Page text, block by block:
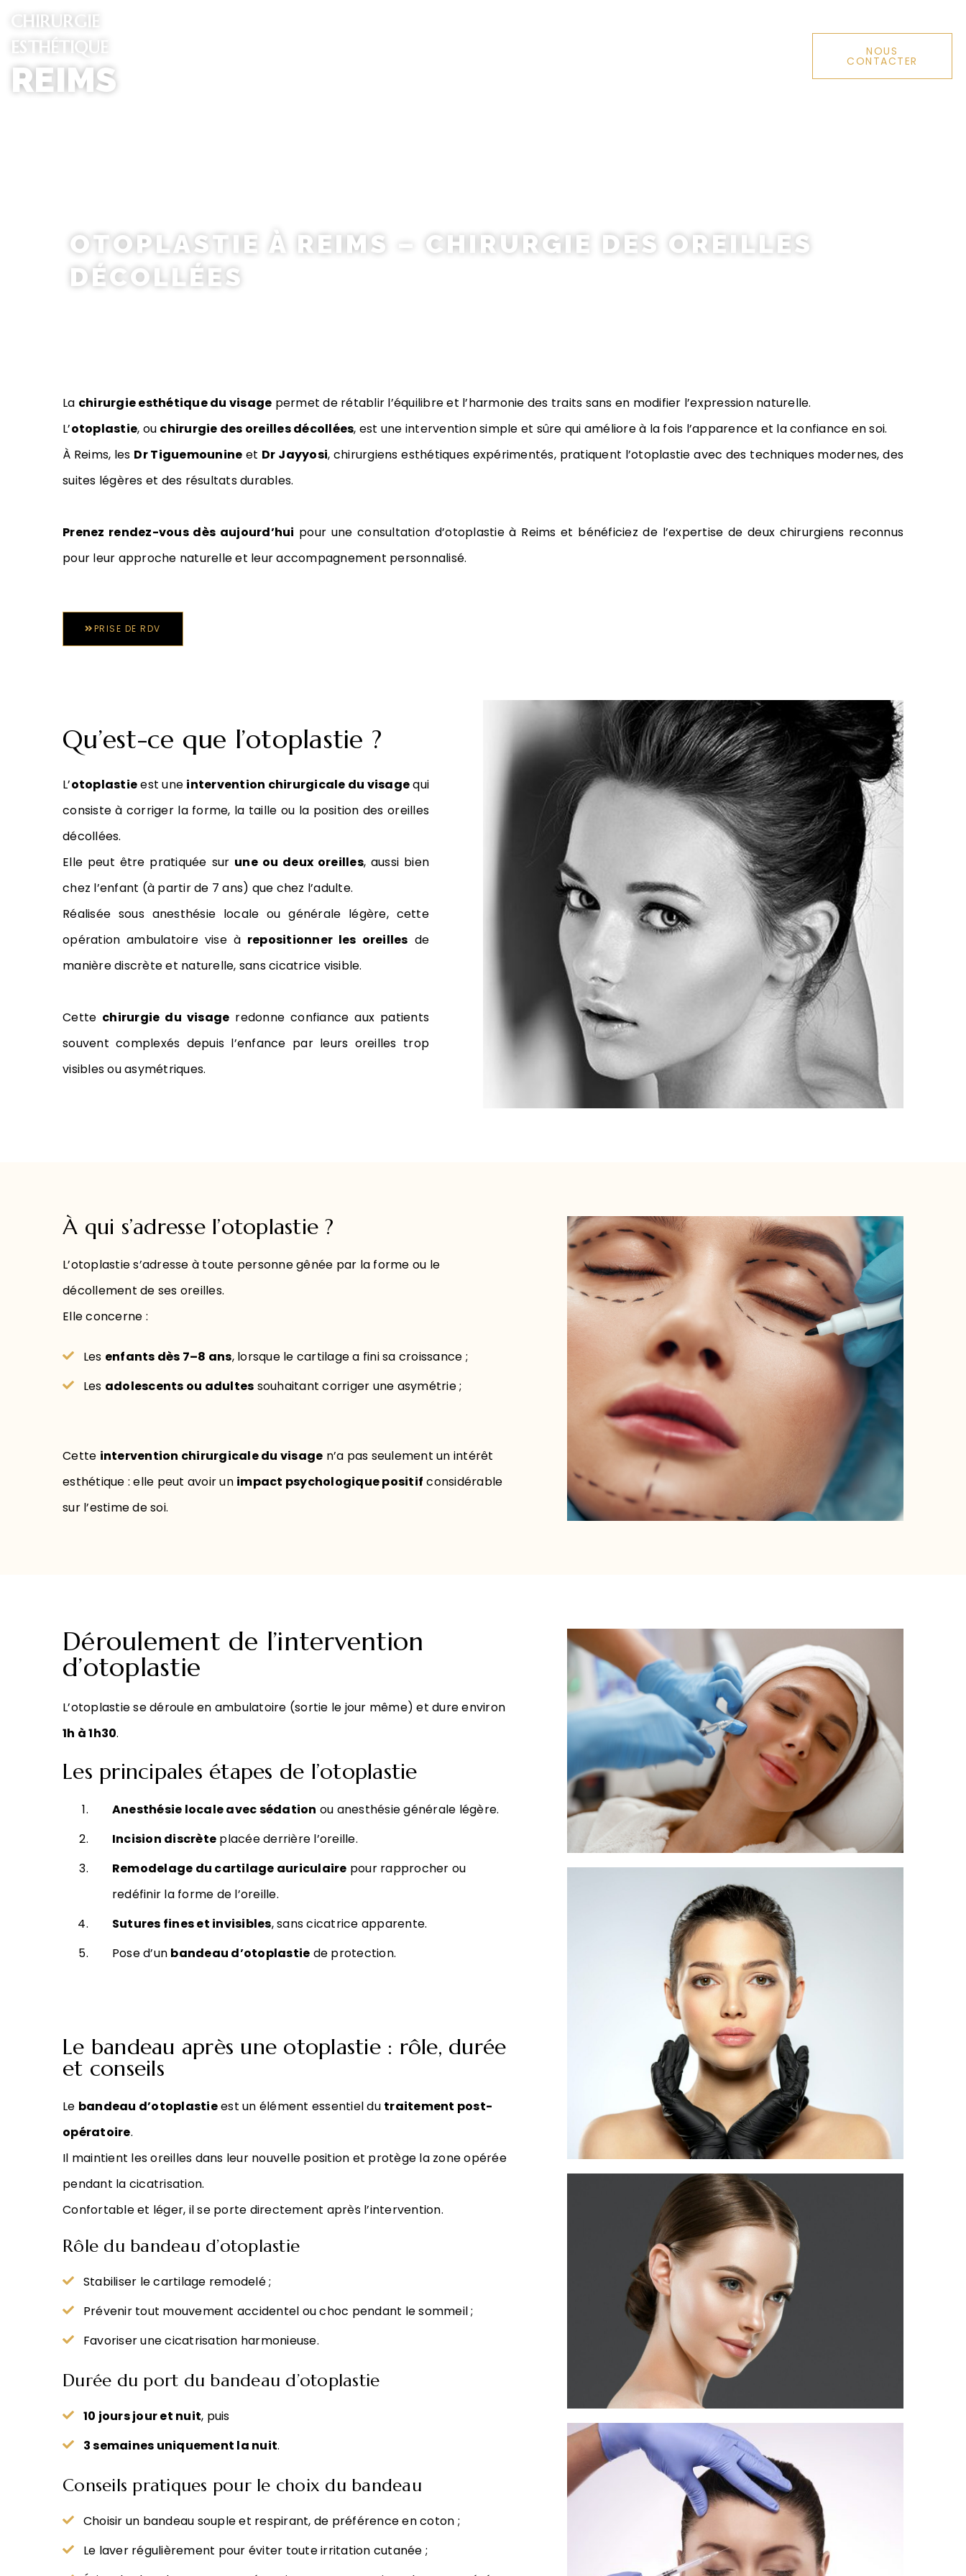
CHIRURGIE
ESTHÉTIQUE
REIMS
NOUS
CONTACTER
OTOPLASTIE À REIMS – CHIRURGIE DES OREILLES
DÉCOLLÉES
La chirurgie esthétique du visage permet de rétablir l’équilibre et l’harmonie des traits sans en modifier l’expression naturelle.
L’otoplastie, ou chirurgie des oreilles décollées, est une intervention simple et sûre qui améliore à la fois l’apparence et la confiance en soi.
À Reims, les Dr Tiguemounine et Dr Jayyosi, chirurgiens esthétiques expérimentés, pratiquent l’otoplastie avec des techniques modernes, des
suites légères et des résultats durables.
Prenez rendez-vous dès aujourd’hui pour une consultation d’otoplastie à Reims et bénéficiez de l’expertise de deux chirurgiens reconnus
pour leur approche naturelle et leur accompagnement personnalisé.
PRISE DE RDV
Qu’est-ce que l’otoplastie ?
L’otoplastieest une intervention chirurgicale du visagequi
consiste à corriger la forme, la taille ou la position des oreilles
décollées.
Elle peut être pratiquée sur une ou deux oreilles, aussi bien
chez l’enfant (à partir de 7 ans) que chez l’adulte.
Réalisée sous anesthésie locale ou générale légère, cette
opération ambulatoire vise à repositionner les oreilles de
manière discrète et naturelle, sans cicatrice visible.
Cette chirurgie du visage redonne confiance aux patients
souvent complexés depuis l’enfance par leurs oreilles trop
visibles ou asymétriques.
À qui s’adresse l’otoplastie ?
L’otoplastie s’adresse à toute personne gênée par la forme ou le
décollement de ses oreilles.
Elle concerne :
Les enfants dès 7–8 ans, lorsque le cartilage a fini sa croissance ;
Les adolescents ou adultes souhaitant corriger une asymétrie ;
Cette intervention chirurgicale du visage n’a pas seulement un intérêt
esthétique : elle peut avoir un impact psychologique positif considérable
sur l’estime de soi.
Déroulement de l’intervention
d’otoplastie
L’otoplastie se déroule en ambulatoire (sortie le jour même) et dure environ
1h à 1h30.
Les principales étapes de l’otoplastie
Anesthésie locale avec sédation ou anesthésie générale légère.
Incision discrète placée derrière l’oreille.
Remodelage du cartilage auriculaire pour rapprocher ou
redéfinir la forme de l’oreille.
Sutures fines et invisibles, sans cicatrice apparente.
Pose d’un bandeau d’otoplastie de protection.
Le bandeau après une otoplastie : rôle, durée
et conseils
Le bandeau d’otoplastieest un élément essentiel du traitement post-
opératoire.
Il maintient les oreilles dans leur nouvelle position et protège la zone opérée
pendant la cicatrisation.
Confortable et léger, il se porte directement après l’intervention.
Rôle du bandeau d’otoplastie
Stabiliser le cartilage remodelé ;
Prévenir tout mouvement accidentel ou choc pendant le sommeil ;
Favoriser une cicatrisation harmonieuse.
Durée du port du bandeau d’otoplastie
10 jours jour et nuit, puis
3 semaines uniquement la nuit.
Conseils pratiques pour le choix du bandeau
Choisir un bandeau souple et respirant, de préférence en coton ;
Le laver régulièrement pour éviter toute irritation cutanée ;